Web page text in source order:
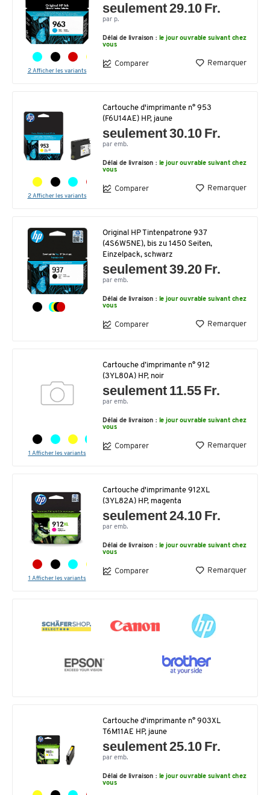
2 Afficher les variants
seulement 29.10 Fr.
par p.
Délai de livraison : le jour ouvrable suivant chez
vous
Comparer Remarquer
2 Afficher les variants
Cartouche d'imprimante n° 953
(F6U14AE) HP, jaune
seulement 30.10 Fr.
par emb.
Délai de livraison : le jour ouvrable suivant chez
vous
Comparer Remarquer
Original HP Tintenpatrone 937
(4S6W5NE), bis zu 1450 Seiten,
Einzelpack, schwarz
seulement 39.20 Fr.
par emb.
Délai de livraison : le jour ouvrable suivant chez
vous
Comparer Remarquer
1 Afficher les variants
Cartouche d’imprimante n° 912
(3YL80A) HP, noir
seulement 11.55 Fr.
par emb.
Délai de livraison : le jour ouvrable suivant chez
vous
Comparer Remarquer
1 Afficher les variants
Cartouche d'imprimante 912XL
(3YL82A) HP, magenta
seulement 24.10 Fr.
par emb.
Délai de livraison : le jour ouvrable suivant chez
vous
Comparer Remarquer
Cartouche d'imprimante n° 903XL
T6M11AE HP, jaune
seulement 25.10 Fr.
par emb.
Délai de livraison : le jour ouvrable suivant chez
vous